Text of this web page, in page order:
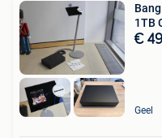
1TB
€
Geel